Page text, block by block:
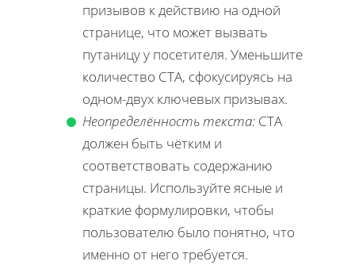
призывов к действию на одной
странице, что может вызвать
путаницу у посетителя. Уменьшите
количество CTA, сфокусируясь на
одном-двух ключевых призывах.
Неопределённость текста: CTA
должен быть чётким и
соответствовать содержанию
страницы. Используйте ясные и
краткие формулировки, чтобы
пользователю было понятно, что
именно от него требуется.